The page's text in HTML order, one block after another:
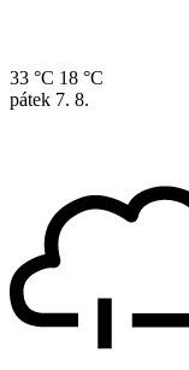
33 °C 18 °C
pátek 7. 8.